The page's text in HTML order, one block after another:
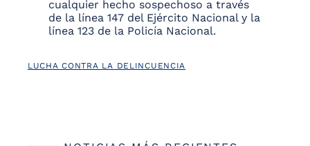
cualquier hecho sospechoso a través
de la línea 147 del Ejército Nacional y la
línea 123 de la Policía Nacional.
LUCHA CONTRA LA DELINCUENCIA